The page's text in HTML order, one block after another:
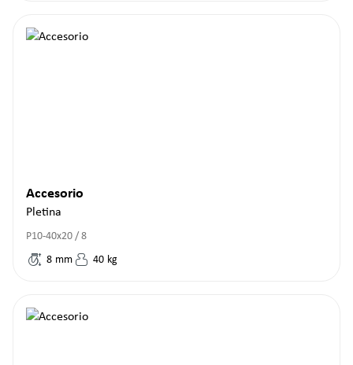
Accesorio
Pletina
P10-40x20 / 8
8 mm 40 kg